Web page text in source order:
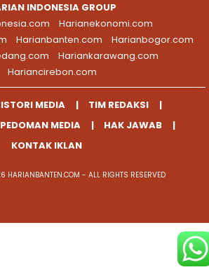
INDONESIA GROUP
Harianekonomi.com
Harianbanten.com
Harianbogor.com
Hariankarawang.com
Hariancirebon.com
MEDIA
TIM REDAKSI
PEDOMAN MEDIA
HAK JAWAB
KONTAK IKLAN
HARIANBANTEN.COM - ALL RIGHTS RESERVED